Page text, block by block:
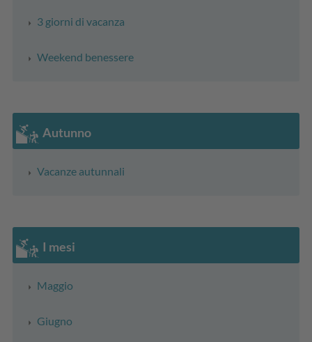
3 giorni di vacanza
Weekend benessere
Autunno
Vacanze autunnali
I mesi
Maggio
Giugno